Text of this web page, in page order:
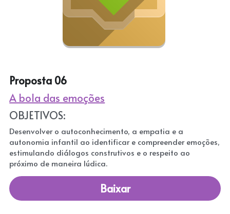
Proposta 06
A bola das emoções
OBJETIVOS:
Desenvolver o autoconhecimento, a empatia e a
autonomia infantil ao identificar e compreender emoções,
estimulando diálogos construtivos e o respeito ao
próximo de maneira lúdica.
Baixar